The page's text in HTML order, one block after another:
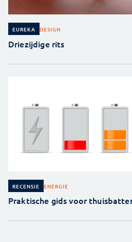
EUREKA DESIGN
Driezijdige rits
RECENSIE ENERGIE
Praktische gids voor